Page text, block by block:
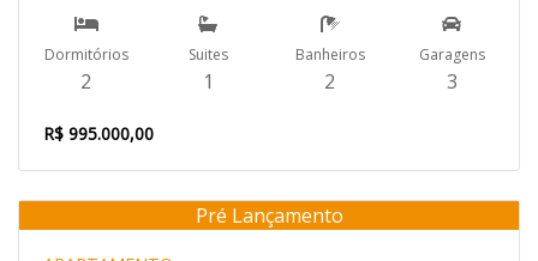
Dormitórios
2
Suites
1
Banheiros
2
Garagens
3
R$ 995.000,00
Venda
Pré Lançamento